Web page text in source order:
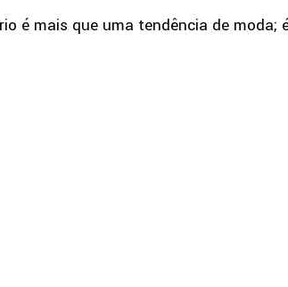
é mais que uma tendência de moda;